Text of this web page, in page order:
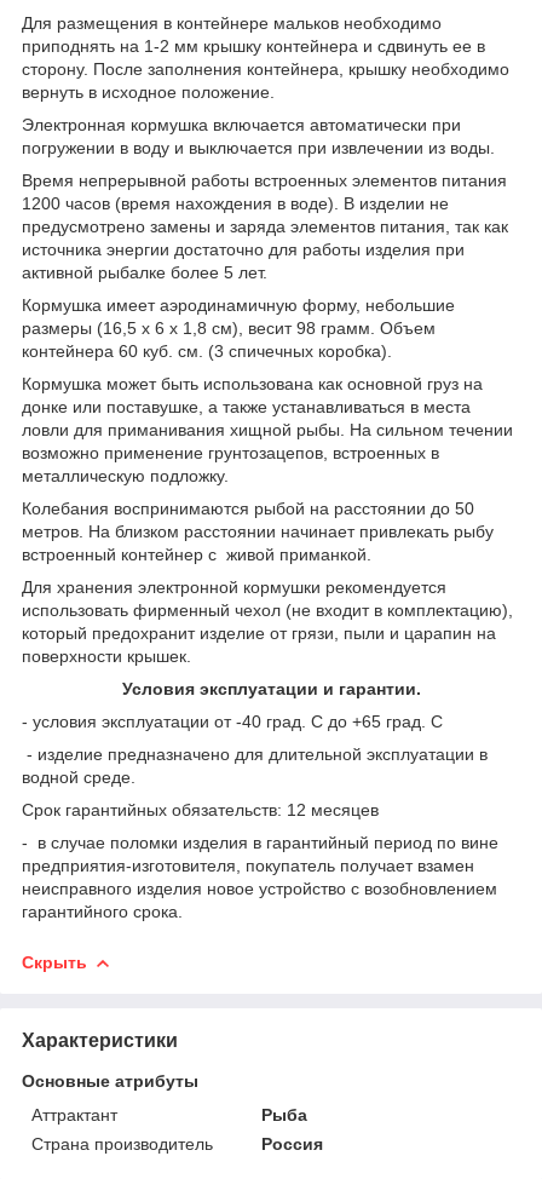
Для размещения в контейнере мальков необходимо
приподнять на 1-2 мм крышку контейнера и сдвинуть ее в
сторону. После заполнения контейнера, крышку необходимо
вернуть в исходное положение.
Электронная кормушка включается автоматически при
погружении в воду и выключается при извлечении из воды.
Время непрерывной работы встроенных элементов питания
1200 часов (время нахождения в воде). В изделии не
предусмотрено замены и заряда элементов питания, так как
источника энергии достаточно для работы изделия при
активной рыбалке более 5 лет.
Кормушка имеет аэродинамичную форму, небольшие
размеры (16,5 х 6 х 1,8 см), весит 98 грамм. Объем
контейнера 60 куб. см. (3 спичечных коробка).
Кормушка может быть использована как основной груз на
донке или поставушке, а также устанавливаться в места
ловли для приманивания хищной рыбы. На сильном течении
возможно применение грунтозацепов, встроенных в
металлическую подложку.
Колебания воспринимаются рыбой на расстоянии до 50
метров. На близком расстоянии начинает привлекать рыбу
встроенный контейнер с живой приманкой.
Для хранения электронной кормушки рекомендуется
использовать фирменный чехол (не входит в комплектацию),
который предохранит изделие от грязи, пыли и царапин на
поверхности крышек.
Условия эксплуатации и гарантии.
- условия эксплуатации от -40 град. С до +65 град. С
- изделие предназначено для длительной эксплуатации в
водной среде.
Срок гарантийных обязательств: 12 месяцев
- в случае поломки изделия в гарантийный период по вине
предприятия-изготовителя, покупатель получает взамен
неисправного изделия новое устройство с возобновлением
гарантийного срока.
Скрыть
Характеристики
Основные атрибуты
Аттрактант
Рыба
Страна производитель
Россия